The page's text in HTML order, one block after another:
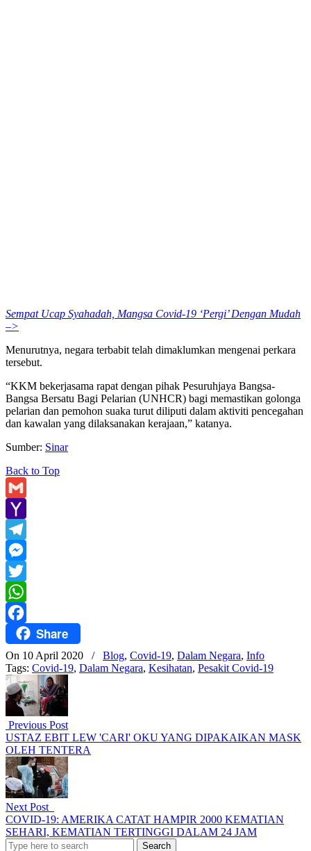
Sempat Ucap Syahadah, Mangsa Covid-19 ‘Pergi’ Dengan Mudah
–>
Menurutnya, negara terbabit telah dimaklumkan mengenai perkara
tersebut.
“KKM bekerjasama rapat dengan pihak Pesuruhjaya Bangsa-
Bangsa Bersatu Bagi Pelarian (UNHCR) bagi memastikan golonga
pelarian dan pemohon suaka turut diliputi dalam aktiviti pencegahan
dan kawalan yang dilaksanakan kerajaan,” katanya.
Sumber: Sinar
Back to Top
Gmail
Yahoo
Mail
Telegram
Messenger
Twitter
WhatsApp
FacebookShare
On 10 April 2020 / Blog, Covid-19, Dalam Negara, Info
Tags: Covid-19, Dalam Negara, Kesihatan, Pesakit Covid-19
Previous Post
USTAZ EBIT LEW 'CARI' OKU YANG DIPAKAIKAN MASK
OLEH TENTERA
Next Post
COVID-19: AMERIKA CATAT HAMPIR 2000 KEMATIAN
SEHARI, KEMATIAN TERTINGGI DALAM 24 JAM
Search